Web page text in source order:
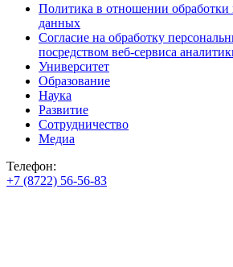
Политика в отношении обработки
данных
Согласие на обработку
посредством веб-сервиса
Университет
Образование
Наука
Развитие
Сотрудничество
Медиа
Телефон:
+7 (8722) 56-56-83